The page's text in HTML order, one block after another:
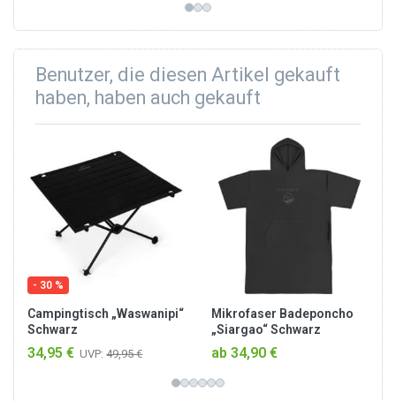
Benutzer, die diesen Artikel gekauft
haben, haben auch gekauft
- 30 %
Campingtisch „Waswanipi“
Schwarz
34,95 € UVP: 49,95 €
Mikrofaser Badeponcho
„Siargao“ Schwarz
ab 34,90 €